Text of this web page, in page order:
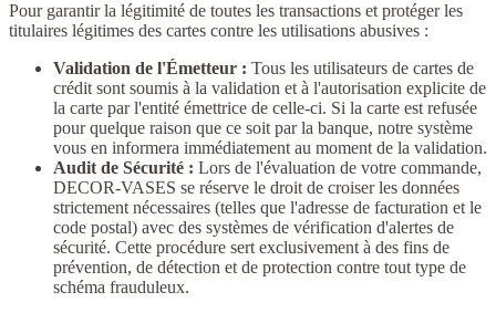
Pour garantir la légitimité de toutes les transactions et protéger les
titulaires légitimes des cartes contre les utilisations abusives :
Validation de l'Émetteur : Tous les utilisateurs de cartes de
crédit sont soumis à la validation et à l'autorisation explicite de
la carte par l'entité émettrice de celle-ci. Si la carte est refusée
pour quelque raison que ce soit par la banque, notre système
vous en informera immédiatement au moment de la validation.
Audit de Sécurité : Lors de l'évaluation de votre commande,
DECOR-VASES se réserve le droit de croiser les données
strictement nécessaires (telles que l'adresse de facturation et le
code postal) avec des systèmes de vérification d'alertes de
sécurité. Cette procédure sert exclusivement à des fins de
prévention, de détection et de protection contre tout type de
schéma frauduleux.